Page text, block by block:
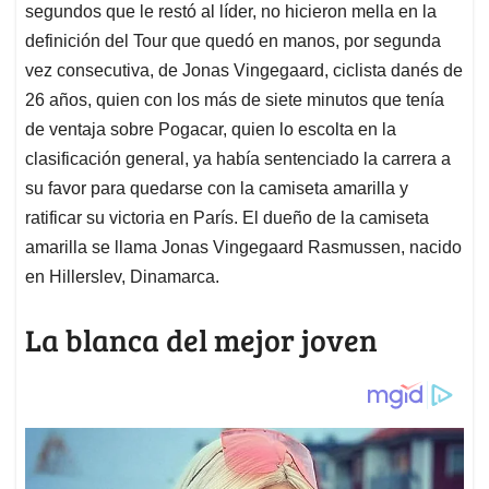
segundos que le restó al líder, no hicieron mella en la
definición del Tour que quedó en manos, por segunda
vez consecutiva, de Jonas Vingegaard, ciclista danés de
26 años, quien con los más de siete minutos que tenía
de ventaja sobre Pogacar, quien lo escolta en la
clasificación general, ya había sentenciado la carrera a
su favor para quedarse con la camiseta amarilla y
ratificar su victoria en París. El dueño de la camiseta
amarilla se llama Jonas Vingegaard Rasmussen, nacido
en Hillerslev, Dinamarca.
La blanca del mejor joven